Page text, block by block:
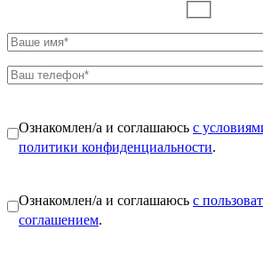
Ознакомлен/а и соглашаюсь с
политики конфиденциальности.
Ознакомлен/а и соглашаюсь с
соглашением.